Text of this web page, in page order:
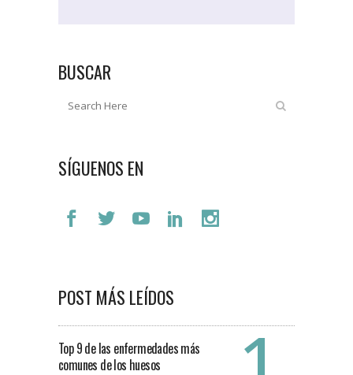
BUSCAR
SÍGUENOS EN
POST MÁS LEÍDOS
Top 9 de las enfermedades más
comunes de los huesos